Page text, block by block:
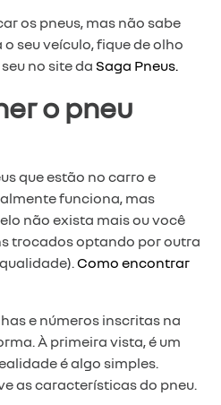
os pneus, mas não sabe
seu veículo, fique de olho
no site da Saga Pneus.
o pneu
que estão no carro e
funciona, mas
não exista mais ou você
trocados optando por outra
Como encontrar
e números inscritas na
À primeira vista, é um
é algo simples.
as características do pneu.